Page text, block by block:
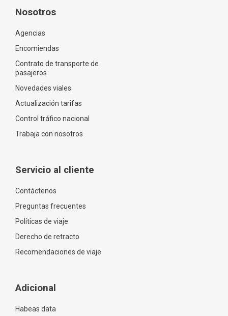
Nosotros
Agencias
Encomiendas
Contrato de transporte de
pasajeros
Novedades viales
Actualización tarifas
Control tráfico nacional
Trabaja con nosotros
Servicio al cliente
Contáctenos
Preguntas frecuentes
Políticas de viaje
Derecho de retracto
Recomendaciones de viaje
Adicional
Habeas data